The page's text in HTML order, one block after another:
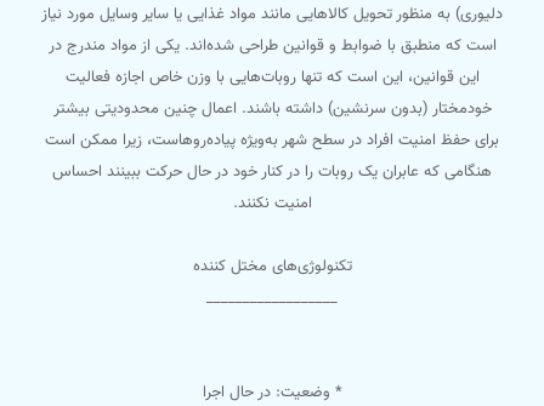
دلیوری) به منظور تحویل کالاهایی مانند مواد غذایی یا سایر وسایل مورد نیاز
است که منطبق با ضوابط و قوانین طراحی شده‌اند. یکی از مواد مندرج در
این قوانین، این است که تنها روبات‌هایی با وزن خاص اجازه فعالیت
خودمختار (بدون سرنشین) داشته باشند. اعمال چنین محدودیتی بیشتر
برای حفظ امنیت افراد در سطح شهر به‌ویژه پیاده‌روهاست، زیرا ممکن است
هنگامی که عابران یک روبات را در کنار خود در حال حرکت ببینند احساس
امنیت نکنند.
تکنولوژی‌های مختل کننده
__________________
* وضعیت: در حال اجرا